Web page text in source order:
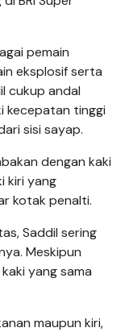
pemain
eksplosif serta
cukup andal
kecepatan tinggi
sisi sayap.
dengan kaki
kiri yang
kotak penalti.
Saddil sering
Meskipun
yang sama
maupun kiri,